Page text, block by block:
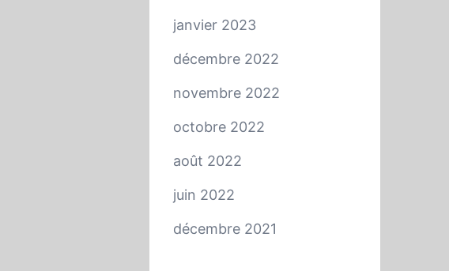
janvier 2023
décembre 2022
novembre 2022
octobre 2022
août 2022
juin 2022
décembre 2021